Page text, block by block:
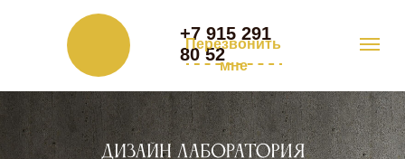
+7 915 291
80 52
Перезвонить
мне